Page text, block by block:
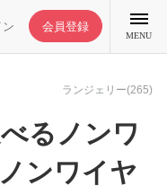
ン 会員登録
MENU
ランジェリー(265)
るノンワ
ンワイヤ